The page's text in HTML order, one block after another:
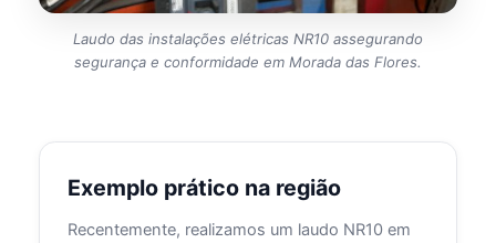
Laudo das instalações elétricas NR10 assegurando
segurança e conformidade em Morada das Flores.
Exemplo prático na região
Recentemente, realizamos um laudo NR10 em